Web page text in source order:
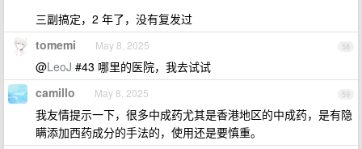
三副搞定，2 年了，没有复发过
58
tomemi May 8, 2025
@LeoJ #43 哪里的医院，我去试试
59
camillo May 8, 2025
我友情提示一下，很多中成药尤其是香港地区的中成药，是有隐
瞒添加西药成分的手法的，使用还是要慎重。